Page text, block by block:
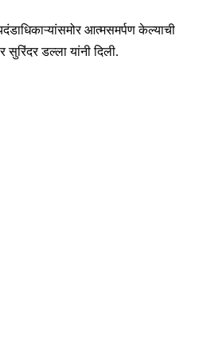
आत्मसमर्पण केल्याची
सुरिंदर डल्ला यांनी दिली.